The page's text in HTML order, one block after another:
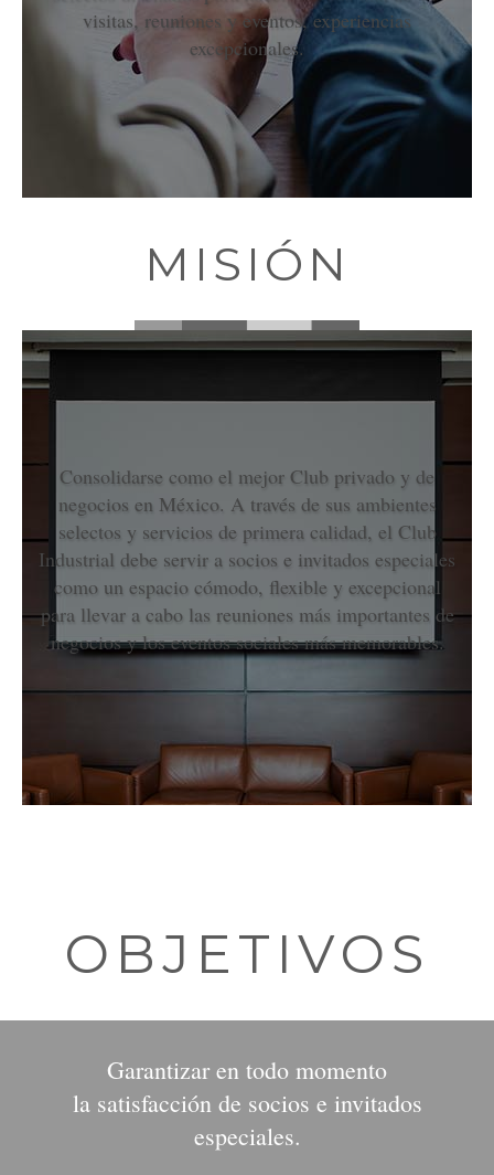
visitas, reuniones y eventos, experiencias
excepcionales.
MISIÓN
Consolidarse como el mejor Club privado y de
negocios en México. A través de sus ambientes
selectos y servicios de primera calidad, el Club
Industrial debe servir a socios e invitados especiales
como un espacio cómodo, flexible y excepcional
para llevar a cabo las reuniones más importantes de
negocios y los eventos sociales más memorables.
OBJETIVOS
Garantizar en todo momento
la satisfacción de socios e invitados
especiales.